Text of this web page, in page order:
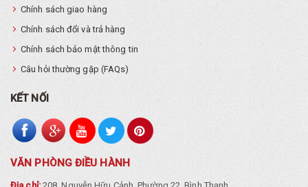
Chính sách giao hàng
Chính sách đổi và trả hàng
Chính sách bảo mật thông tin
Câu hỏi thường gặp (FAQs)
KẾT NỐI
VĂN PHÒNG ĐIỀU HÀNH